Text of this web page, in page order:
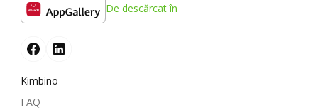
De descărcat în
Kimbino
FAQ